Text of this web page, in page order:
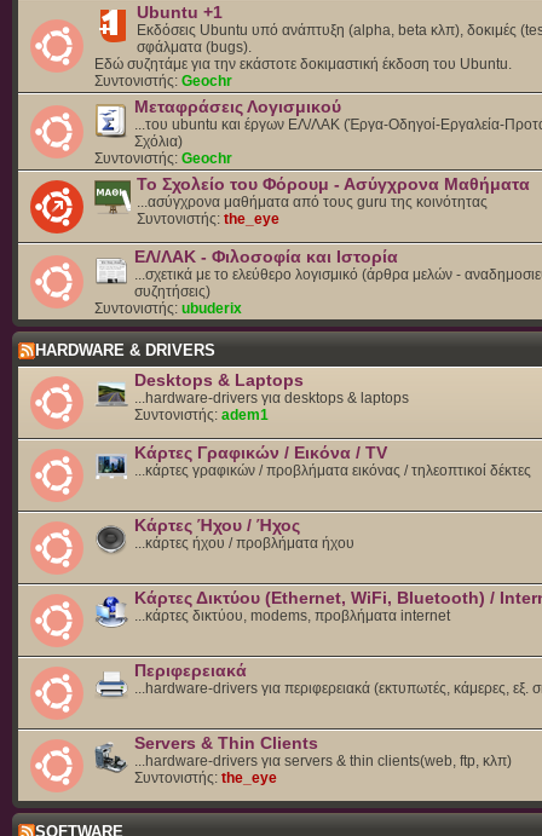
Ubuntu +1
Εκδόσεις Ubuntu υπό ανάπτυξη (alpha, beta κλπ), δοκιμές
σφάλματα (bugs).
Eδώ συζητάμε για την εκάστοτε δοκιμαστική έκδοση του Ubuntu.
Συντονιστής: Geochr
Μεταφράσεις Λογισμικού
...του ubuntu και έργων ΕΛ/ΛΑΚ (Έργα-Οδηγοί-Εργαλεία-
Σχόλια)
Συντονιστής: Geochr
Το Σχολείο του Φόρουμ - Ασύγχρονα Μαθήματα
...ασύγχρονα μαθήματα από τους guru της κοινότητας
Συντονιστής: the_eye
ΕΛ/ΛΑΚ - Φιλοσοφία και Ιστορία
...σχετικά με το ελεύθερο λογισμικό (άρθρα μελών -
συζητήσεις)
Συντονιστής: ubuderix
HARDWARE & DRIVERS
Desktops & Laptops
...hardware-drivers για desktops & laptops
Συντονιστής: adem1
Κάρτες Γραφικών / Εικόνα / TV
...κάρτες γραφικών / προβλήματα εικόνας / τηλεοπτικοί δέκτες
Κάρτες Ήχου / Ήχος
...κάρτες ήχου / προβλήματα ήχου
Κάρτες Δικτύου (Ethernet, WiFi, Bluetooth) /
...κάρτες δικτύου, modems, προβλήματα internet
Περιφερειακά
...hardware-drivers για περιφερειακά (εκτυπωτές, κάμερες, εξ.
Servers & Thin Clients
...hardware-drivers για servers & thin clients(web, ftp, κλπ)
Συντονιστής: the_eye
SOFTWARE